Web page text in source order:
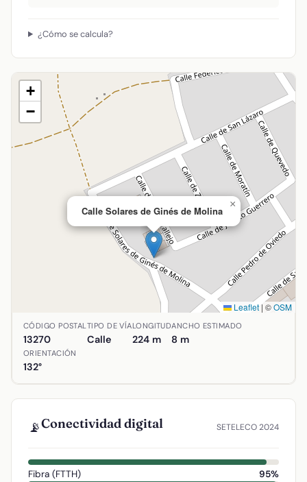
¿Cómo se calcula?
Calle Solares de Ginés de Molina
×
+
−
Leaflet | ©OSM
Ubicación de Calle Solares de Ginés de Molina en
CÓDIGO POSTAL
13270
TIPO DE VÍA
Calle
LONGITUD
224 m
ANCHO ESTIMADO
8 m
ORIENTACIÓN
132°
📡Conectividad digital SETELECO 2024
Fibra (FTTH)
95%